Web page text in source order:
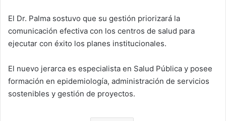
El Dr. Palma sostuvo que su gestión priorizará la
comunicación efectiva con los centros de salud para
ejecutar con éxito los planes institucionales.
El nuevo jerarca es especialista en Salud Pública y posee
formación en epidemiología, administración de servicios
sostenibles y gestión de proyectos.